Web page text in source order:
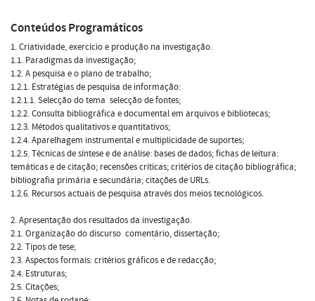
Conteúdos Programáticos
1. Criatividade, exercício e produção na investigação.
1.1. Paradigmas da investigação;
1.2. A pesquisa e o plano de trabalho;
1.2.1. Estratégias de pesquisa de informação:
1.2.1.1. Selecção do tema  selecção de fontes;
1.2.2. Consulta bibliográfica e documental em arquivos e bibliotecas;
1.2.3. Métodos qualitativos e quantitativos;
1.2.4. Aparelhagem instrumental e multiplicidade de suportes;
1.2.5. Técnicas de síntese e de análise: bases de dados; fichas de leitura:
temáticas e de citação; recensões críticas; critérios de citação bibliográfica;
bibliografia primária e secundária; citações de URLs.
1.2.6. Recursos actuais de pesquisa através dos meios tecnológicos.
2. Apresentação dos resultados da investigação.
2.1. Organização do discurso  comentário, dissertação;
2.2. Tipos de tese;
2.3. Aspectos formais: critérios gráficos e de redacção;
2.4. Estruturas;
2.5. Citações;